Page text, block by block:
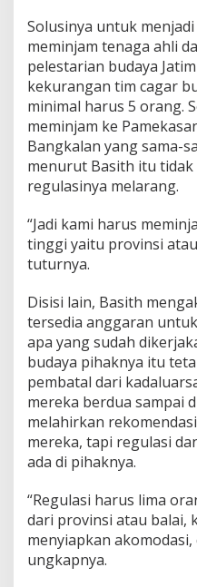
Solusinya untuk
meminjam tenaga ahli
pelestarian budaya
kekurangan tim cagar
minimal harus 5 orang.
meminjam ke
Bangkalan yang sama-
menurut Basith itu
regulasinya melarang.
“Jadi kami harus
tinggi yaitu provinsi
tuturnya.
Disisi lain, Basith
tersedia anggaran
apa yang sudah
budaya pihaknya itu
pembatal dari
mereka berdua sampai
melahirkan
mereka, tapi regulasi
ada di pihaknya.
“Regulasi harus lima
dari provinsi atau balai,
menyiapkan
ungkapnya.